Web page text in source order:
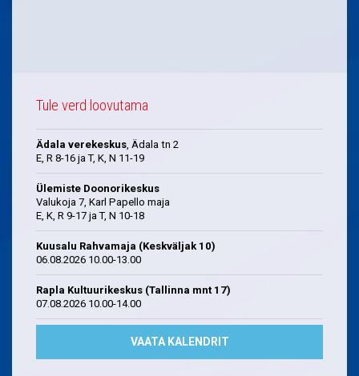
Tule verd loovutama
Ädala verekeskus, Ädala tn 2
E, R 8-16 ja T, K, N 11-19
Ülemiste Doonorikeskus
Valukoja 7, Karl Papello maja
E, K, R 9-17 ja T, N 10-18
Kuusalu Rahvamaja (Keskväljak 10)
06.08.2026 10.00-13.00
Rapla Kultuurikeskus (Tallinna mnt 17)
07.08.2026 10.00-14.00
VAATA KALENDRIT